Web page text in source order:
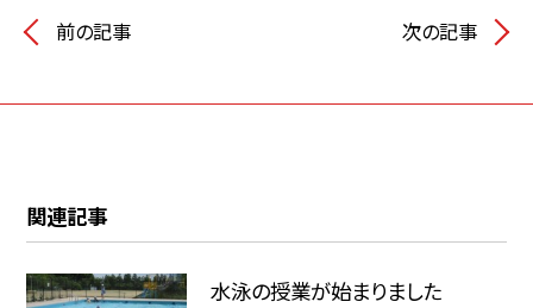
前の記事 次の記事
関連記事
水泳の授業が始まりました